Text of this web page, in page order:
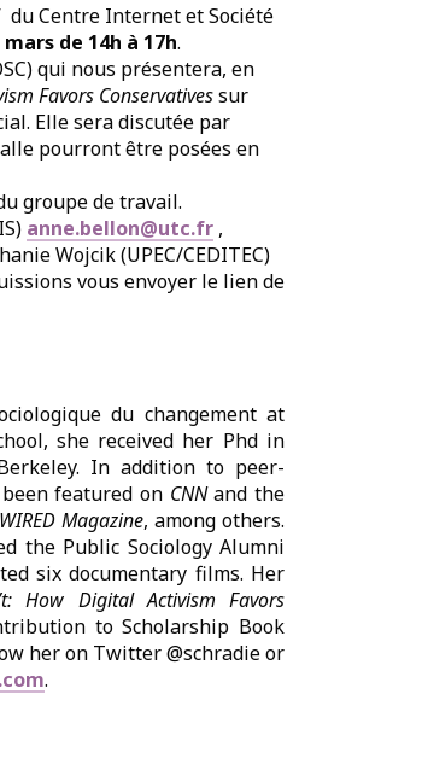
du Centre Internet et Société
mars de 14h à 17h.
qui nous présentera, en
Favors Conservativessur
Elle sera discutée par
pourront être posées en
groupe de travail.
anne.bellon@utc.fr ,
Wojcik (UPEC/CEDITEC)
vous envoyer le lien de
du changement at
she received her Phd in
In addition to peer-
featured on CNNand the
WIRED Magazine, among others.
the Public Sociology Alumni
six documentary films. Her
How Digital Activism Favors
to Scholarship Book
her on Twitter @schradie or
.